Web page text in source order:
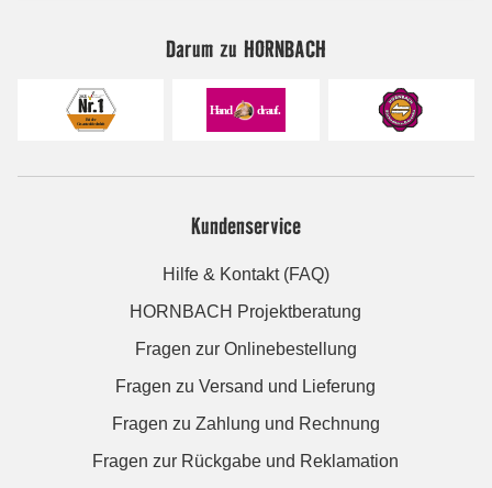
Darum zu HORNBACH
Kundenservice
Hilfe & Kontakt (FAQ)
HORNBACH Projektberatung
Fragen zur Onlinebestellung
Fragen zu Versand und Lieferung
Fragen zu Zahlung und Rechnung
Fragen zur Rückgabe und Reklamation